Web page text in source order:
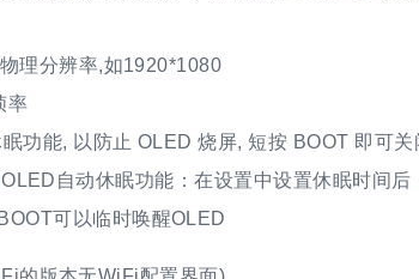
理分辨率,如1920*1080
率
功能, 以防止 OLED 烧屏, 短按 BOOT 即可
自动休眠功能：在设置中设置休眠时间
可以临时唤醒OLED